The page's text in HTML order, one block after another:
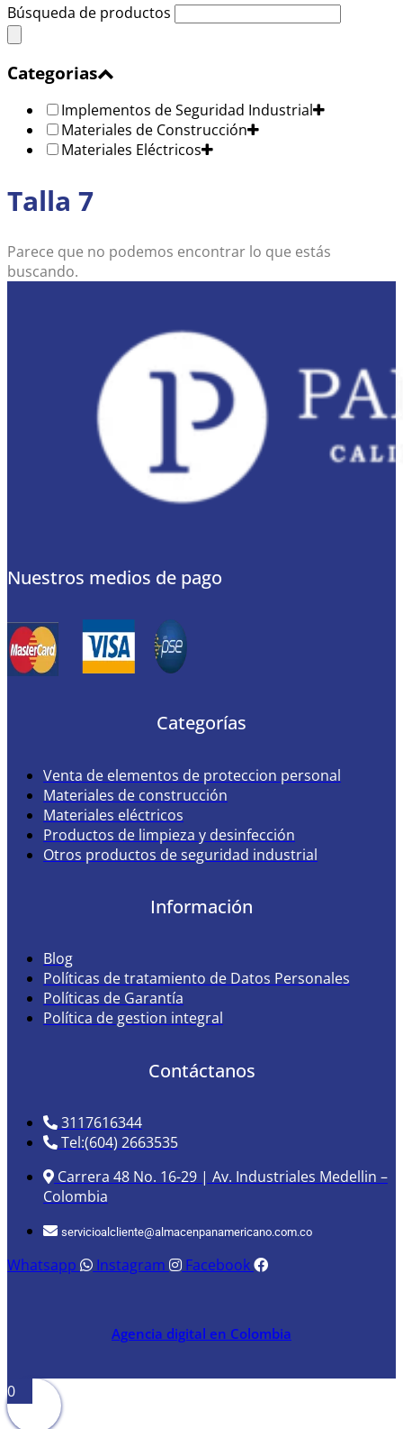
Búsqueda de productos
Categorias
Implementos de Seguridad Industrial
Materiales de Construcción
Materiales Eléctricos
Talla 7
Parece que no podemos encontrar lo que estás
buscando.
Nuestros medios de pago
Categorías
Venta de elementos de proteccion personal
Materiales de construcción
Materiales eléctricos
Productos de limpieza y desinfección
Otros productos de seguridad industrial
Información
Blog
Políticas de tratamiento de Datos Personales
Políticas de Garantía
Política de gestion integral
Contáctanos
3117616344
Tel:(604) 2663535
Carrera 48 No. 16-29 | Av. Industriales Medellin –
Colombia
servicioalcliente@almacenpanamericano.com.co
Whatsapp Instagram Facebook
Agencia digital en Colombia
0